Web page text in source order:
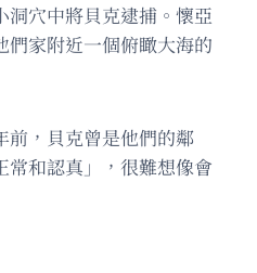
洞穴中將貝克逮捕。懷亞
家附近一個俯瞰大海的
前，貝克曾是他們的鄰
常和認真」，很難想像會